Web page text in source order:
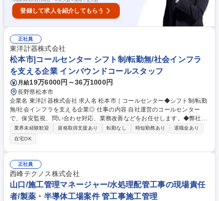
登録して求人を紹介してもらう
正社員
東洋計器株式会社
松本市|コールセンター シフト制/転勤無/社会インフラ
を支える企業 インバウンドコールスタッフ
月給19万6000円～36万1000円
長野県松本市
企業名 東洋計器株式会社 求人名 松本市｜コールセンター◆シフト制/転勤
無/社会インフラを支える企業◎ 仕事の内容 自社運営のコールセンター
で、保安監視、問い合わせ対応、業務改善などをお任せします。◆弊社の
関連会社株式会社が展開する、高齢者見守りサービスからの緊急通報サー
ビスの対応も一部行っていただきます。 【業務内容概要】■ガスメーター
の集中監視や保安対応■ガス事業者や水道事業者(自治体を含む)へ提供して
いるIoT機器の登録や管理■ガス事業者や水道事業者(自治体を含む)からの
問い合わせ対応■工事事業者対応 ■ガス利用者からの問い合わせ一次対応■
高齢者からの緊急通報対応 募集職種 松本市｜コールセンター◆シフト制/
転勤無/社会インフラを支える企業◎
業界未経験歓迎 資格取得支援あり 転勤なし 時短勤務あり
退職金あり
在宅OK
正社員
西峰テクノス株式会社
山口/施工管理マネージャー/水処理配管工事の現場責任
者/製薬・半導体工場案件 管工事施工管理